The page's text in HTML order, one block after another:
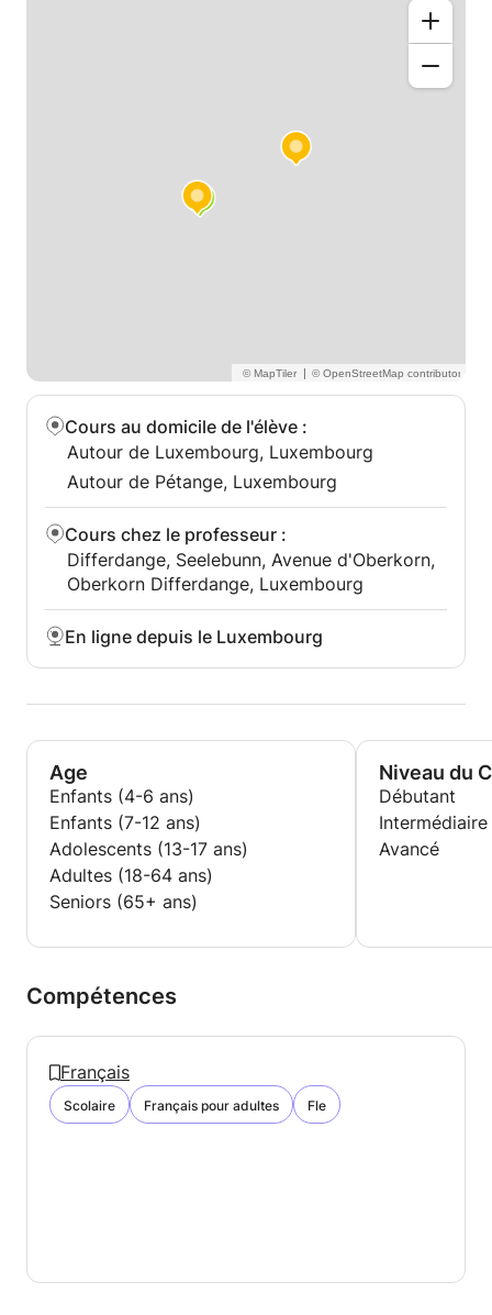
|
Cours au domicile de l'élève :
Autour de Luxembourg, Luxembourg
Autour de Pétange, Luxembourg
Cours chez le professeur :
Differdange, Seelebunn, Avenue d'Oberkorn,
Oberkorn Differdange, Luxembourg
En ligne depuis le Luxembourg
Age
Enfants (4-6 ans)
Enfants (7-12 ans)
Adolescents (13-17 ans)
Adultes (18-64 ans)
Seniors (65+ ans)
Niveau du
Débutant
Intermédiaire
Avancé
Compétences
Français
Scolaire Français pour adultes Fle